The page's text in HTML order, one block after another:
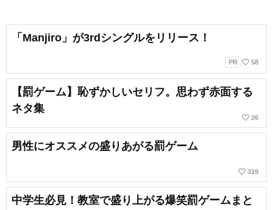
「Manjiro」が3rdシングルをリリース！
PR favorite_border 58
【罰ゲーム】恥ずかしいセリフ。思わず赤面する
ネタ集
favorite_border 26
男性にオススメの盛りあがる罰ゲーム
favorite_border 319
中学生必見！教室で盛り上がる爆笑罰ゲームまと